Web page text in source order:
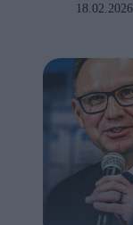
18.02.2026